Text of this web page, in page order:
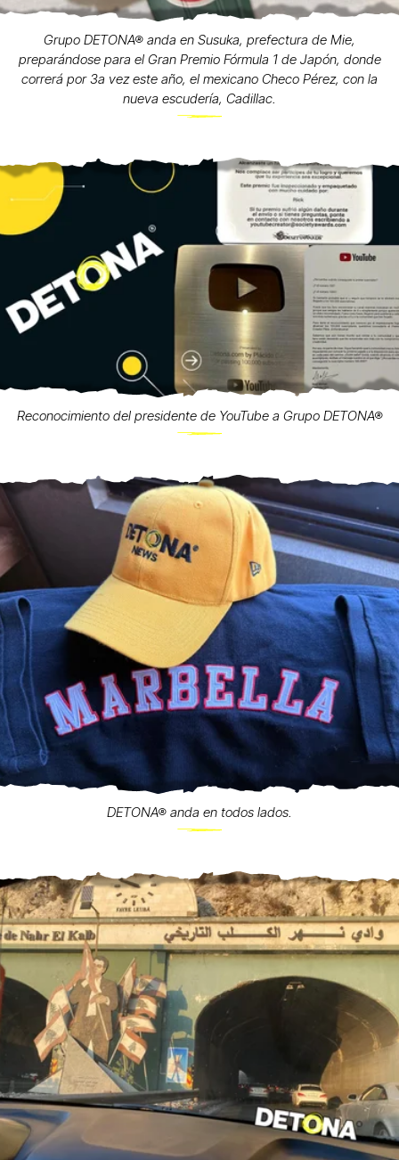
Grupo DETONA® anda en Susuka, prefectura de Mie,
preparándose para el Gran Premio Fórmula 1 de Japón, donde
correrá por 3a vez este año, el mexicano Checo Pérez, con la
nueva escudería, Cadillac.
Reconocimiento del presidente de YouTube a Grupo DETONA®
DETONA® anda en todos lados.